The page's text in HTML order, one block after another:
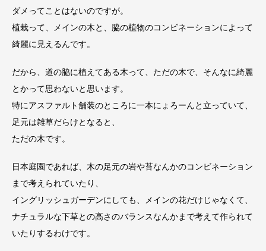
ダメってことはないのですが。
植栽って、メインの木と、脇の植物のコンビネーションによって
綺麗に見えるんです。
だから、道の脇に植えてある木って、ただの木で、そんなに綺麗
とかって思わないと思います。
特にアスファルト舗装のところに一本にょろーんと立っていて、
足元は雑草だらけとなると、
ただの木です。
日本庭園であれば、木の足元の岩や苔なんかのコンビネーション
まで考えられていたり、
イングリッシュガーデンにしても、メインの花だけじゃなくて、
ナチュラルな下草との高さのバランスなんかまで考えて作られて
いたりするわけです。